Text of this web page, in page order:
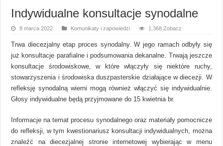
Indywidualne konsultacje synodalne
8 marca 2022 Komunikaty i zapowiedzi 1,368 Zobacz
Trwa diecezjalny etap proces synodalny. W jego ramach odbyły się
już konsultacje parafialne i podsumowania dekanalne. Trwają jeszcze
konsultacje środowiskowe, w które włączyły się niektóre ruchy,
stowarzyszenia i środowiska duszpasterskie działające w diecezji. W
refleksję synodalną wierni mogą również włączyć się indywidualnie.
Głosy indywidualne będą przyjmowane do 15 kwietnia br.
Informacje na temat procesu synodalnego oraz materiały pomocnicze
do refleksji, w tym kwestionariusz konsultacji indywidualnych, można
znaleźć na diecezjalnej stronie internetowej wybierając w menu